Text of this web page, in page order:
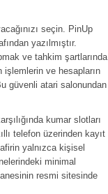
seçin. PinUp
yazılmıştır.
ve tahkim şartlarında
işlemlerin ve hesapların
güvenli atari salonundan
kumar slotları
telefon üzerinden kayıt
yalnızca kişisel
minimal
resmi sitesinde